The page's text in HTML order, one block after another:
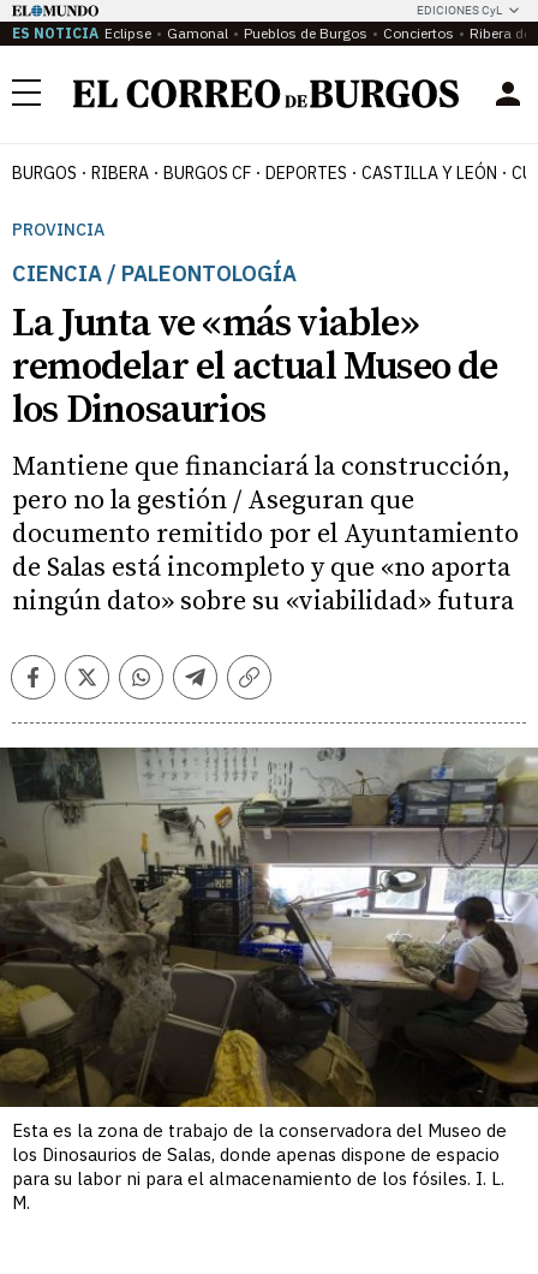
EDICIONES CyL
ES NOTICIA Eclipse Gamonal Pueblos de Burgos Conciertos Ribera del
Menú
BURGOS RIBERA BURGOS CF DEPORTES CASTILLA Y LEÓN
PROVINCIA
CIENCIA / PALEONTOLOGÍA
La Junta ve «más viable»
remodelar el actual Museo de
los Dinosaurios
Mantiene que financiará la construcción,
pero no la gestión / Aseguran que
documento remitido por el Ayuntamiento
de Salas está incompleto y que «no aporta
ningún dato» sobre su «viabilidad» futura
FacebookTwitterWhatsappTelegramCopiar
Esta es la zona de trabajo de la conservadora del Museo de
los Dinosaurios de Salas, donde apenas dispone de espacio
para su labor ni para el almacenamiento de los fósiles. I. L.
M.